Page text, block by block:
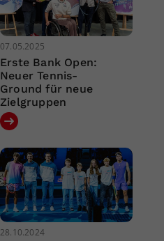
07.05.2025
Erste Bank Open:
Neuer Tennis-
Ground für neue
Zielgruppen
28.10.2024